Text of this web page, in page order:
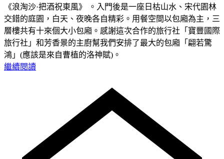
《浪淘沙·把酒祝東風》 。入門後是一座日枯山水、宋代園林
交錯的庭園，白天、夜晚各自精彩。用餐空間以包廂為主，三
層樓共有十來個大小包廂。感謝這次合作的旅行社「寶豐國際
旅行社」和芳香景的主廚幫我們安排了最大的包廂「翩若驚
鴻」(應該是來自曹植的洛神賦)。
繼續閱讀